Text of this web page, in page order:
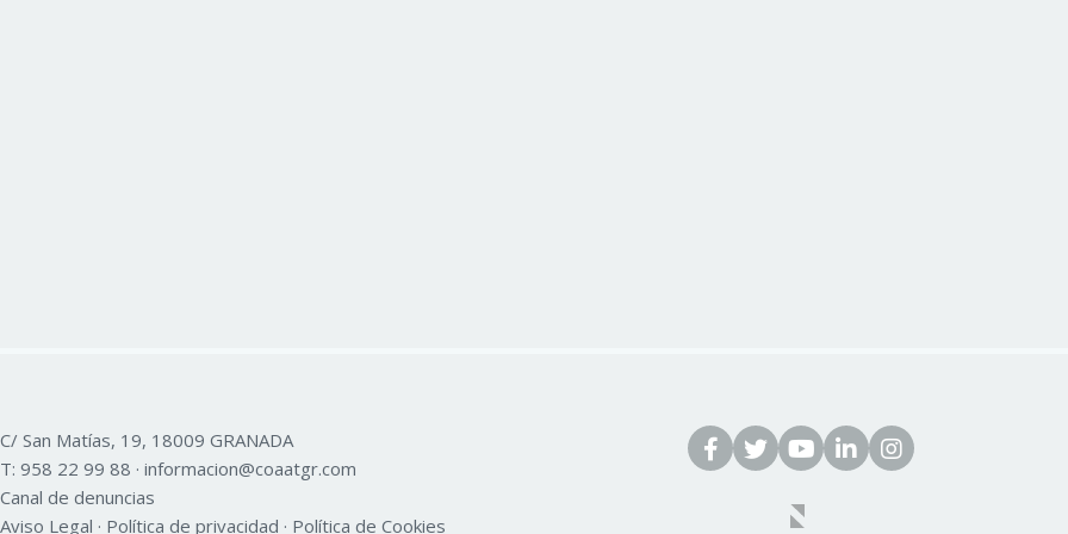
C/ San Matías, 19, 18009 GRANADA
T: 958 22 99 88 · informacion@coaatgr.com
Canal de denuncias
Aviso Legal · Política de privacidad · Política de Cookies